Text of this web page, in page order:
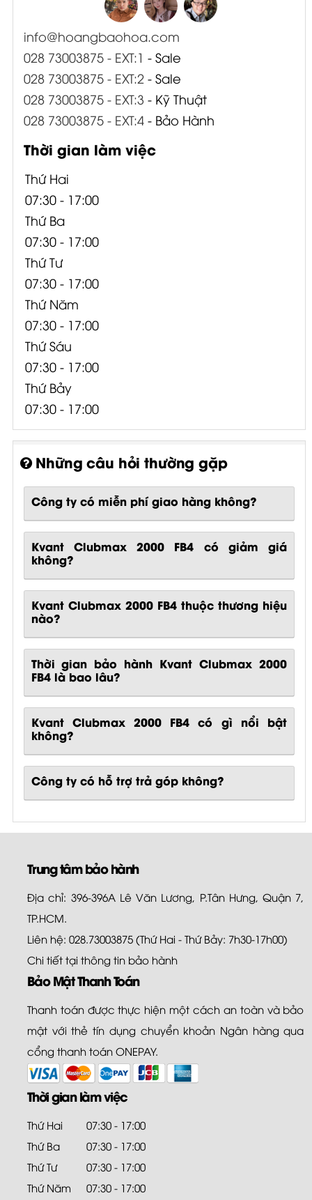
info@hoangbaohoa.com
028 73003875 - EXT:1 - Sale
028 73003875 - EXT:2- Sale
028 73003875 - EXT:3 - Kỹ Thuật
028 73003875 - EXT:4- Bảo Hành
Thời gian làm việc
Thứ Hai
07:30 - 17:00
Thứ Ba
07:30 - 17:00
Thứ Tư
07:30 - 17:00
Thứ Năm
07:30 - 17:00
Thứ Sáu
07:30 - 17:00
Thứ Bảy
07:30 - 17:00
Những câu hỏi thường gặp
Công ty có miễn phí giao hàng không?
Kvant Clubmax 2000 FB4 có giảm giá
không?
Kvant Clubmax 2000 FB4 thuộc thương hiệu
nào?
Thời gian bảo hành Kvant Clubmax 2000
FB4 là bao lâu?
Kvant Clubmax 2000 FB4 có gì nổi bật
không?
Công ty có hỗ trợ trả góp không?
Trung tâm bảo hành
Địa chỉ: 396-396A Lê Văn Lương, P.Tân Hưng, Quận 7,
TP.HCM.
Liên hệ: 028.73003875 (Thứ Hai - Thứ Bảy: 7h30-17h00)
Chi tiết tại thông tin bảo hành
Bảo Mật Thanh Toán
Thanh toán được thực hiện một cách an toàn và bảo
mật với thẻ tín dụng chuyển khoản Ngân hàng qua
cổng thanh toán ONEPAY.
Thời gian làm việc
Thứ Hai
07:30 - 17:00
Thứ Ba
07:30 - 17:00
Thứ Tư
07:30 - 17:00
Thứ Năm
07:30 - 17:00